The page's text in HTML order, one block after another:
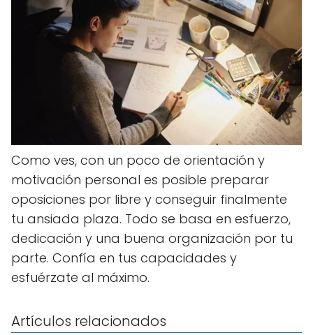
Como ves, con un poco de orientación y
motivación personal es posible preparar
oposiciones por libre y conseguir finalmente
tu ansiada plaza. Todo se basa en esfuerzo,
dedicación y una buena organización por tu
parte. Confía en tus capacidades y
esfuérzate al máximo.
Artículos relacionados